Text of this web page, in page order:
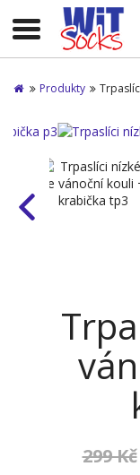
Produkty
299 Kč